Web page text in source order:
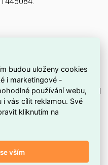
30,3W IP65
nebezpečím výbuchu Ex II
s nerez. klipy,
budou uloženy cookies
i marketingové -
používání webu,
vás cílit reklamou. Své
kliknutím na
vším